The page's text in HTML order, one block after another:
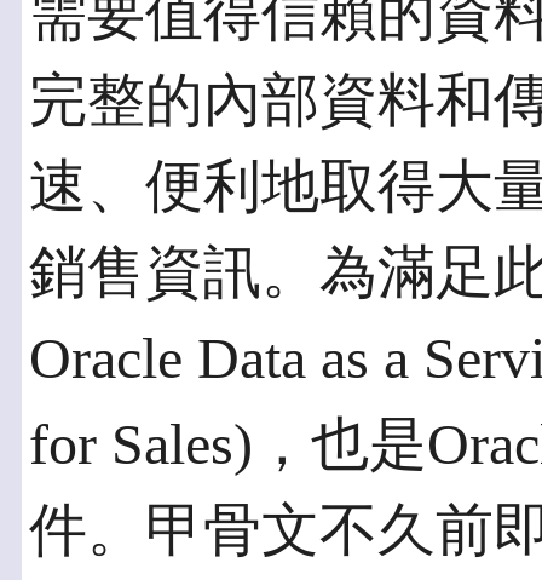
需要值得信賴的資
完整的內部資料和
速、便利地取得大
銷售資訊。為滿足
Oracle Data as a
for Sales)，也是
件。甲骨文不久前